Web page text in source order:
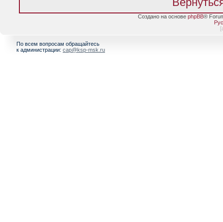
Создано на основе phpBB®
[
По всем вопросам обращайтесь
к администрации: cap@ksp-msk.ru